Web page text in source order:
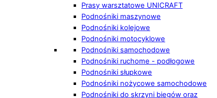
Prasy warsztatowe UNICRAFT
Podnośniki maszynowe
Podnośniki kolejowe
Podnośniki motocyklowe
Podnośniki samochodowe
Podnośniki ruchome - podłogowe
Podnośniki słupkowe
Podnośniki nożycowe samochodowe
Podnośniki do skrzyni biegów oraz